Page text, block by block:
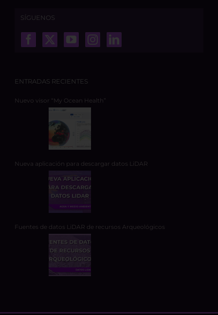
SÍGUENOS
ENTRADAS RECIENTES
Nuevo visor “My Ocean Health”
Nueva aplicación para descargar datos LiDAR
Fuentes de datos LiDAR de recursos Arqueológicos